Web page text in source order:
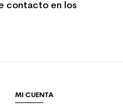
contacto en los
MI CUENTA